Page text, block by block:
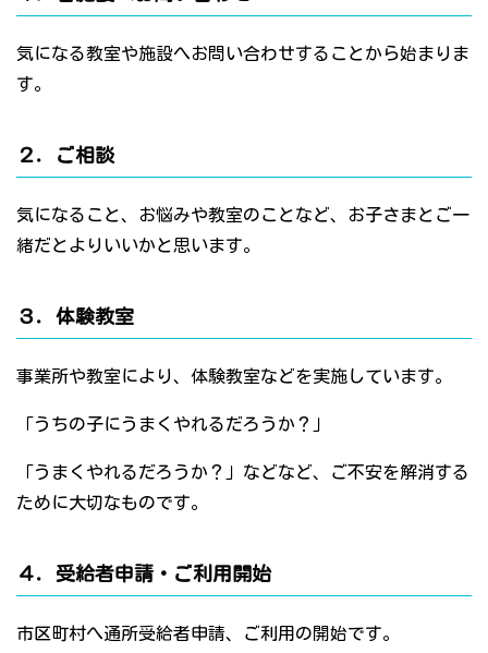
気になる教室や施設へお問い合わせすることから始まりま
す。
２．ご相談
気になること、お悩みや教室のことなど、お子さまとご一
緒だとよりいいかと思います。
３．体験教室
事業所や教室により、体験教室などを実施しています。
「うちの子にうまくやれるだろうか？」
「うまくやれるだろうか？」などなど、ご不安を解消する
ために大切なものです。
４．受給者申請・ご利用開始
市区町村へ通所受給者申請、ご利用の開始です。